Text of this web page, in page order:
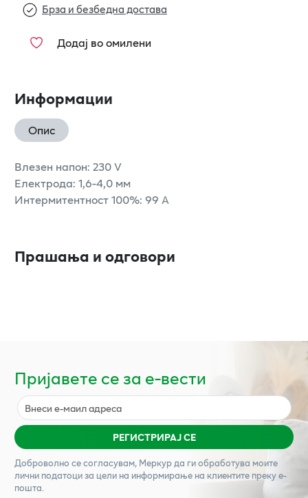
Брза и безбедна достава
Додај во омилени
Информации
Опис
Влезен напон: 230 V
Електрода: 1,6-4,0 мм
Интермитентност 100%: 99 А
Прашања и одговори
Пријавете се за е-вести
РЕГИСТРИРАЈ СЕ
Доброволно се согласувам, Меркурда ги обработува моите
лични податоци за цели на информирање на клиентите преку е-
пошта.